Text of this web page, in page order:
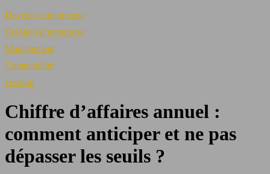
Devenir entrepreneur
Création d’entreprise
Management
Comptabilité
Gestion
Chiffre d’affaires annuel :
comment anticiper et ne pas
dépasser les seuils ?